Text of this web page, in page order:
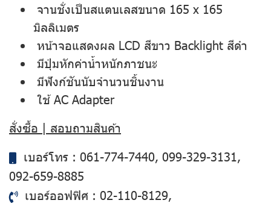
จานชั่งเป็นสแตนเลสขนาด 165 x 165
มิลลิเมตร
หน้าจอแสดงผล LCD สีขาว Backlight สีดำ
มีปุ่มหักค่าน้ำหนักภาชนะ
มีฟังก์ชันนับจำนวนชิ้นงาน
ใช้ AC Adapter
สั่งซื้อ | สอบถามสินค้า
เบอร์โทร : 061-774-7440, 099-329-3131 ,
092-659-8885
เบอร์ออฟฟิศ : 02-110-8129,